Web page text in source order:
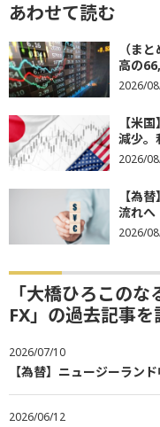
あわせて読む
（ま
高の
2026/
【米
減少。
2026/
【為
流れへ
2026/
「大橋ひろこの
FX」の過去記事を
2026/07/10
【為替】ニュージーラン
2026/06/12